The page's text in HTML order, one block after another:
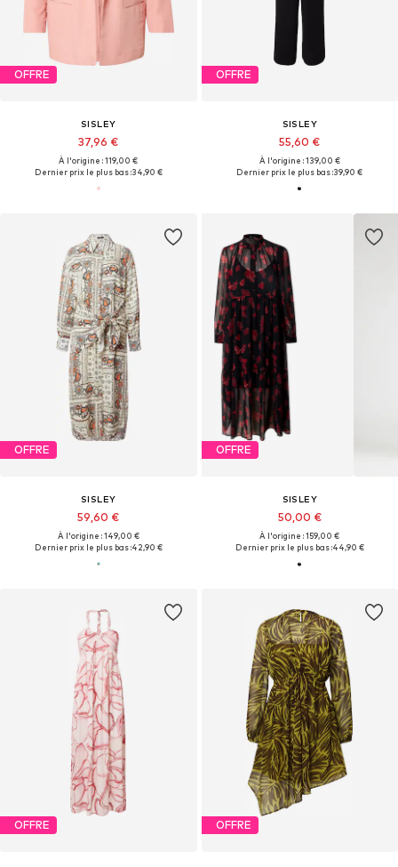
OFFRE
SISLEY
37,96 €
À l'origine : 119,00 €
Dernier prix le plus bas :34,90 €
OFFRE
SISLEY
55,60 €
À l'origine : 139,00 €
Dernier prix le plus bas :39,90 €
OFFRE
SISLEY
59,60 €
À l'origine : 149,00 €
Dernier prix le plus bas :42,90 €
OFFRE
SISLEY
50,00 €
À l'origine : 159,00 €
Dernier prix le plus bas :44,90 €
OFFRE OFFRE